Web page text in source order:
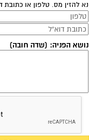
נא להזין מס. טלפון או כתובת
נושא הפניה: (שדה חובה)